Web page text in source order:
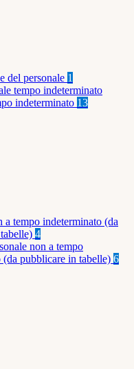
del personale 1
tempo indeterminato
indeterminato 13
a tempo indeterminato (da
4
non a tempo
(da pubblicare in tabelle) 6